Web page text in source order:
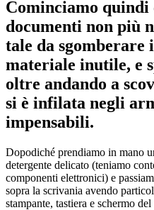
Cominciamo quindi
documenti non più
tale da sgomberare
materiale inutile, e
oltre andando a
si è infilata negli
impensabili.
Dopodiché prendiamo in mano
detergente delicato (teniamo
componenti elettronici) e
sopra la scrivania avendo
stampante, tastiera e schermo